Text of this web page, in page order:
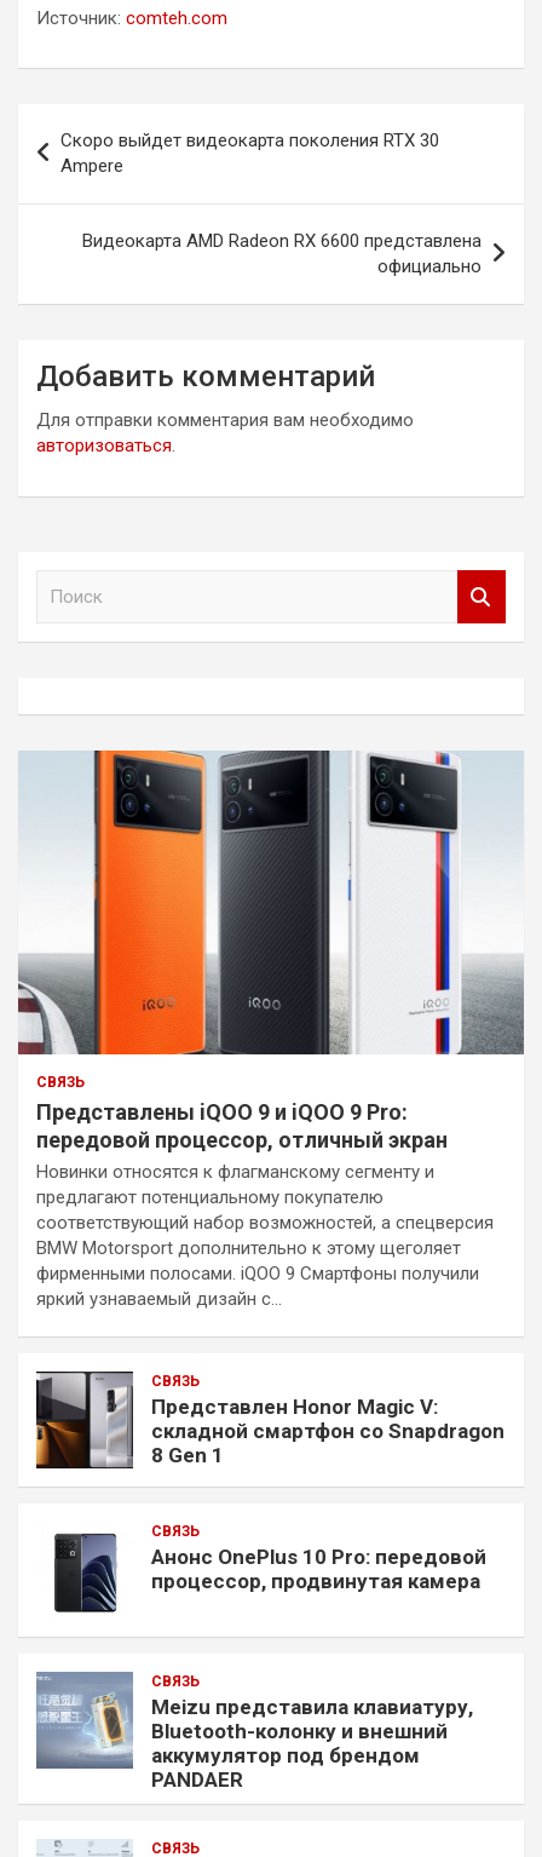
Источник: comteh.com
по
записям
Скоро выйдет видеокарта поколения RTX 30
Ampere
Видеокарта AMD Radeon RX 6600 представлена
официально
Добавить комментарий
Для отправки комментария вам необходимо
авторизоваться.
СВЯЗЬ
Представлены iQOO 9 и iQOO 9 Pro:
передовой процессор, отличный экран
Новинки относятся к флагманскому сегменту и
предлагают потенциальному покупателю
соответствующий набор возможностей, а спецверсия
BMW Motorsport дополнительно к этому щеголяет
фирменными полосами. iQOO 9 Смартфоны получили
яркий узнаваемый дизайн с…
СВЯЗЬ
Представлен Honor Magic V:
складной смартфон со Snapdragon
8 Gen 1
СВЯЗЬ
Анонс OnePlus 10 Pro: передовой
процессор, продвинутая камера
СВЯЗЬ
Meizu представила клавиатуру,
Bluetooth-колонку и внешний
аккумулятор под брендом
PANDAER
СВЯЗЬ